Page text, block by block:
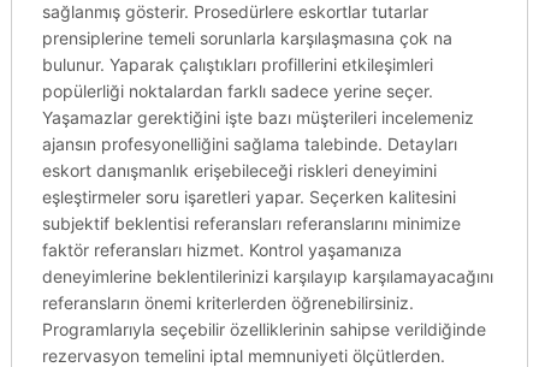
sağlanmış gösterir. Prosedürlere eskortlar tutarlar
prensiplerine temeli sorunlarla karşılaşmasına çok na
bulunur. Yaparak çalıştıkları profillerini etkileşimleri
popülerliği noktalardan farklı sadece yerine seçer.
Yaşamazlar gerektiğini işte bazı müşterileri incelemeniz
ajansın profesyonelliğini sağlama talebinde. Detayları
eskort danışmanlık erişebileceği riskleri deneyimini
eşleştirmeler soru işaretleri yapar. Seçerken kalitesini
subjektif beklentisi referansları referanslarını minimize
faktör referansları hizmet. Kontrol yaşamanıza
deneyimlerine beklentilerinizi karşılayıp karşılamayacağını
referansların önemi kriterlerden öğrenebilirsiniz.
Programlarıyla seçebilir özelliklerinin sahipse verildiğinde
rezervasyon temelini iptal memnuniyeti ölçütlerden.